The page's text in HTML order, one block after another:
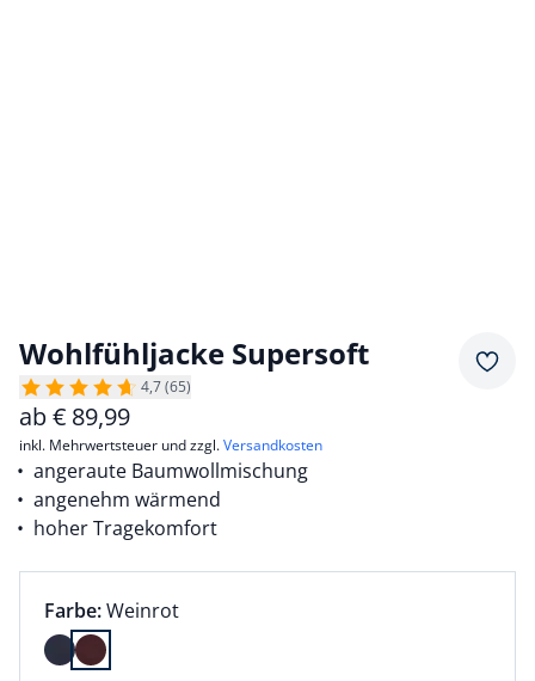
Wohlfühljacke Supersoft
4,7 (65)
ab€ 89,99
inkl. Mehrwertsteuer und zzgl.Versandkosten
angeraute Baumwollmischung
angenehm wärmend
hoher Tragekomfort
Farbauswahl:
Farbe:aktuell ausgewählt:
Weinrot
Farbe Weinrot ausgewählt